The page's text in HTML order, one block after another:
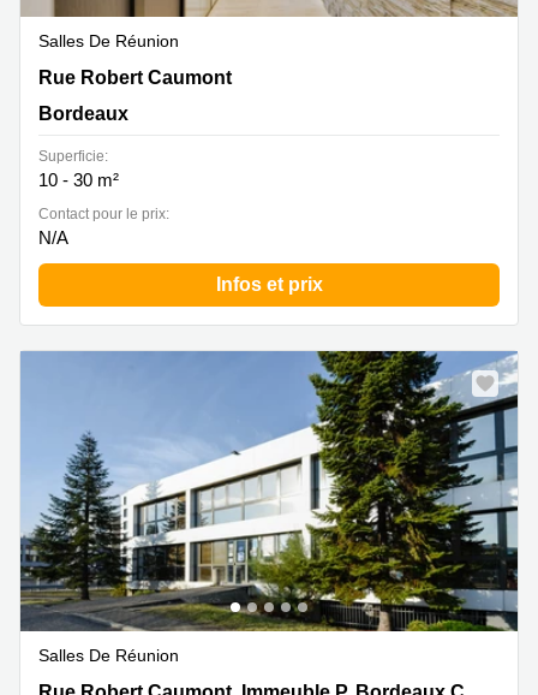
Salles De Réunion
Rue Robert Caumont, Immeuble P, Bordeaux Cedex,
Bordeaux
Rue Robert Caumont
Bordeaux
Superficie:
10 - 30 m²
Contact pour le prix:
N/A
Infos et prix
Salles De Réunion
Rue Robert Caumont, Immeuble P, Bordeaux Cedex,